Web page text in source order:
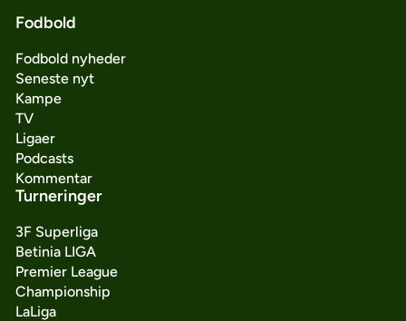
Fodbold
Fodbold nyheder
Seneste nyt
Kampe
TV
Ligaer
Podcasts
Kommentar
Turneringer
3F Superliga
Betinia LIGA
Premier League
Championship
LaLiga